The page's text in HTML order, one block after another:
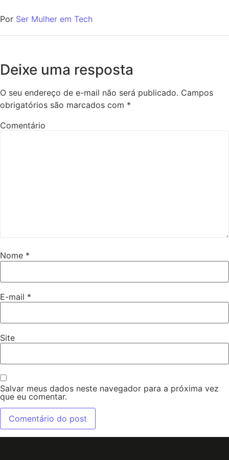
Por Ser Mulher em Tech
Deixe uma resposta
O seu endereço de e-mail não será publicado. Campos
obrigatórios são marcados com *
Comentário
Nome *
E-mail *
Site
Salvar meus dados neste navegador para a próxima vez
que eu comentar.